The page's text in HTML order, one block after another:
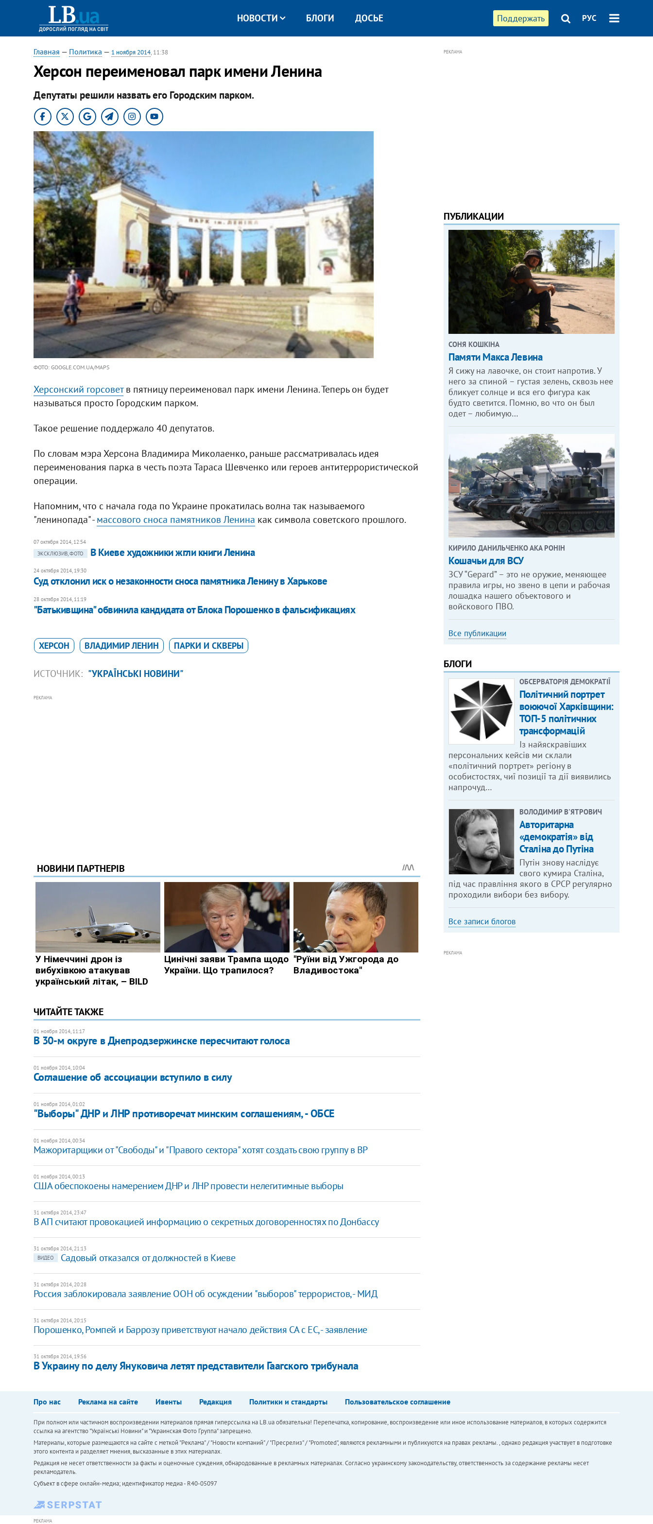
Поддержать РУС
НОВОСТИ БЛОГИ ДОСЬЕ
Главная — Политика — 1 ноября 2014, 11:38
Херсон переименовал парк имени Ленина
Депутаты решили назвать его Городским парком.
ФОТО: GOOGLE.COM.UA/MAPS
Херсонский горсоветв пятницу переименовал парк имени Ленина. Теперь он будет
называться просто Городским парком.
Такое решение поддержало 40 депутатов.
По словам мэра Херсона Владимира Миколаенко, раньше рассматривалась идея
переименования парка в честь поэта Тараса Шевченко или героев антитеррористической
операции.
Напомним, что с начала года по Украине прокатилась волна так называемого
"ленинопада" -массового сноса памятников Ленина как символа советского прошлого.
07 октября 2014, 12:54
ЭКСКЛЮЗИВ, ФОТО
В Киеве художники жгли книги Ленина
24 октября 2014, 19:30
Суд отклонил иск о незаконности сноса памятника Ленину в Харькове
28 октября 2014, 11:19
"Батькивщина" обвинила кандидата от Блока Порошенко в фальсификациях
ХЕРСОН ВЛАДИМИР ЛЕНИН ПАРКИ И СКВЕРЫ
ИСТОЧНИК: "УКРАЇНСЬКІ НОВИНИ"
РЕКЛАМА
ЧИТАЙТЕ ТАКЖЕ
01 ноября 2014, 11:17
В 30-м округе в Днепродзержинске пересчитают голоса
01 ноября 2014, 10:04
Соглашение об ассоциации вступило в силу
01 ноября 2014, 01:02
"Выборы" ДНР и ЛНР противоречат минским соглашениям, - ОБСЕ
01 ноября 2014, 00:34
Мажоритарщики от "Свободы" и "Правого сектора" хотят создать свою группу в ВР
01 ноября 2014, 00:13
США обеспокоены намерением ДНР и ЛНР провести нелегитимные выборы
31 октября 2014, 23:47
В АП считают провокацией информацию о секретных договоренностях по Донбассу
31 октября 2014, 21:13
ВИДЕО
Садовый отказался от должностей в Киеве
31 октября 2014, 20:28
Россия заблокировала заявление ООН об осуждении "выборов" террористов, - МИД
31 октября 2014, 20:15
Порошенко, Ромпей и Баррозу приветствуют начало действия СА с ЕС, - заявление
31 октября 2014, 19:56
В Украину по делу Януковича летят представители Гаагского трибунала
РЕКЛАМА
ПУБЛИКАЦИИ
СОНЯ КОШКІНА
Памяти Макса Левина
Я сижу на лавочке, он стоит напротив. У
него за спиной – густая зелень, сквозь нее
бликует солнце и вся его фигура как
будто светится. Помню, во что он был
одет – любимую…
КИРИЛО ДАНИЛЬЧЕНКО АКА РОНІН
Кошачьи для ВСУ
ЗСУ “Gepard” – это не оружие, меняющее
правила игры, но звено в цепи и рабочая
лошадка нашего объектового и
войскового ПВО.
Все публикации
БЛОГИ
ОБСЕРВАТОРІЯ ДЕМОКРАТІЇ
Політичний портрет
воюючої Харківщини:
ТОП-5 політичних
трансформацій
Із найяскравіших
персональних кейсів ми склали
«політичний портрет» регіону в
особистостях, чиї позиції та дії виявились
напрочуд…
ВОЛОДИМИР В'ЯТРОВИЧ
Авторитарна
«демократія» від
Сталіна до Путіна
Путін знову наслідує
свого кумира Сталіна,
під час правління якого в СРСР регулярно
проходили вибори без вибору.
Все записи блогов
РЕКЛАМА
Про нас Реклама на сайте Ивенты Редакция Политики и стандарты Пользовательское соглашение
При полном или частичном воспроизведении материалов прямая гиперссылка на LB.ua обязательна! Перепечатка, копирование, воспроизведение или иное использование материалов, в которых содержится
ссылка на агентство "Українськi Новини" и "Украинская Фото Группа" запрещено.
Материалы, которые размещаются на сайте с меткой "Реклама" / "Новости компаний" / "Пресрелиз" / "Promoted", являются рекламными и публикуются на правах рекламы. , однако редакция участвует в подготовке
этого контента и разделяет мнения, высказанные в этих материалах.
Редакция не несет ответственности за факты и оценочные суждения, обнародованные в рекламных материалах. Согласно украинскому законодательству, ответственность за содержание рекламы несет
рекламодатель.
Субъект в сфере онлайн-медиа; идентификатор медиа - R40-05097
РЕКЛАМА